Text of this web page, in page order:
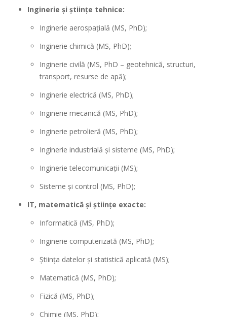
Inginerie și științe tehnice:
Inginerie aerospațială (MS, PhD);
Inginerie chimică (MS, PhD);
Inginerie civilă (MS, PhD – geotehnică, structuri,
transport, resurse de apă);
Inginerie electrică (MS, PhD);
Inginerie mecanică (MS, PhD);
Inginerie petrolieră (MS, PhD);
Inginerie industrială și sisteme (MS, PhD);
Inginerie telecomunicații (MS);
Sisteme și control (MS, PhD);
IT, matematică și științe exacte:
Informatică (MS, PhD);
Inginerie computerizată (MS, PhD);
Știința datelor și statistică aplicată (MS);
Matematică (MS, PhD);
Fizică (MS, PhD);
Chimie (MS, PhD);